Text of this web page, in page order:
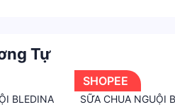
vị
lạ, giúp bé ăn ngon hơn, ăn
sức lựa chọn hương vị mà
Tự
BLEDINA
SHOPEE
SỮA CHUA NGUỘI